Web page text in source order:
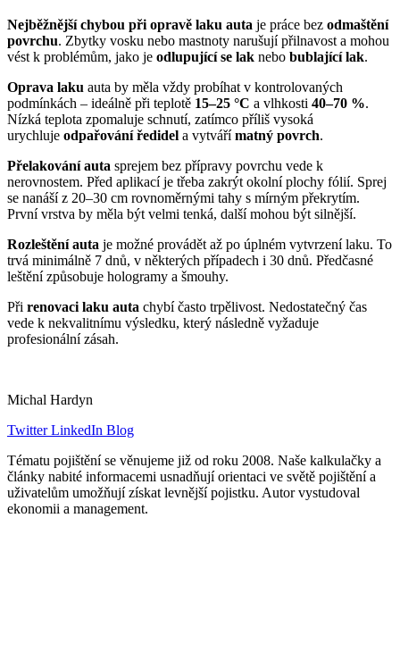
Nejběžnější chybou při opravě laku auta je práce bez odmaštění
povrchu. Zbytky vosku nebo mastnoty narušují přilnavost a mohou
vést k problémům, jako je odlupující se lak nebo bublající lak.
Oprava laku auta by měla vždy probíhat v kontrolovaných
podmínkách – ideálně při teplotě 15–25 °C a vlhkosti 40–70 %.
Nízká teplota zpomaluje schnutí, zatímco příliš vysoká
urychluje odpařování ředidel a vytvářímatný povrch.
Přelakování auta sprejem bez přípravy povrchu vede k
nerovnostem. Před aplikací je třeba zakrýt okolní plochy fólií. Sprej
se nanáší z 20–30 cm rovnoměrnými tahy s mírným překrytím.
První vrstva by měla být velmi tenká, další mohou být silnější.
Rozleštění auta je možné provádět až po úplném vytvrzení laku. To
trvá minimálně 7 dnů, v některých případech i 30 dnů. Předčasné
leštění způsobuje hologramy a šmouhy.
Při renovaci laku auta chybí často trpělivost. Nedostatečný čas
vede k nekvalitnímu výsledku, který následně vyžaduje
profesionální zásah.
Michal Hardyn
TwitterLinkedIn Blog
Tématu pojištění se věnujeme již od roku 2008. Naše kalkulačky a
články nabité informacemi usnadňují orientaci ve světě pojištění a
uživatelům umožňují získat levnější pojistku. Autor vystudoval
ekonomii a management.